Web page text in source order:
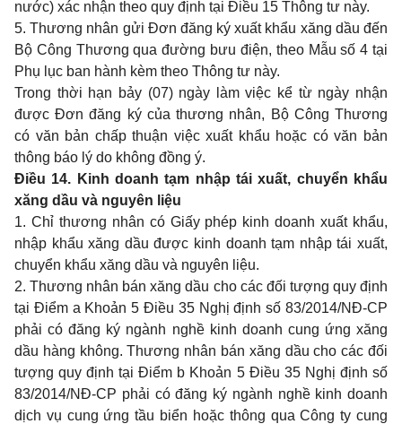
nước) xác nhận theo quy định tại Điều 15 Thông tư này.
5. Thương nhân gửi Đơn đăng ký xuất khẩu xăng dầu đến
Bộ Công Thương qua đường bưu điện, theo Mẫu số 4 tại
Phụ lục ban hành kèm theo Thông tư này.
Trong thời hạn bảy (07) ngày làm việc kể từ ngày nhận
được Đơn đăng ký của thương nhân, Bộ Công Thương
có văn bản chấp thuận việc xuất khẩu hoặc có văn bản
thông báo lý do không đồng ý.
Điều 14. Kinh doanh tạm nhập tái xuất, chuyển khẩu
xăng dầu và nguyên liệu
1. Chỉ thương nhân có Giấy phép kinh doanh xuất khẩu,
nhập khẩu xăng dầu được kinh doanh tạm nhập tái xuất,
chuyển khẩu xăng dầu và nguyên liệu.
2. Thương nhân bán xăng dầu cho các đối tượng quy định
tại Điểm a Khoản 5 Điều 35 Nghị định số 83/2014/NĐ-CP
phải có đăng ký ngành nghề kinh doanh cung ứng xăng
dầu hàng không. Thương nhân bán xăng dầu cho các đối
tượng quy định tại Điểm b Khoản 5 Điều 35 Nghị định số
83/2014/NĐ-CP phải có đăng ký ngành nghề kinh doanh
dịch vụ cung ứng tầu biển hoặc thông qua Công ty cung